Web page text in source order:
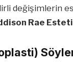
değişimlerin
Rae